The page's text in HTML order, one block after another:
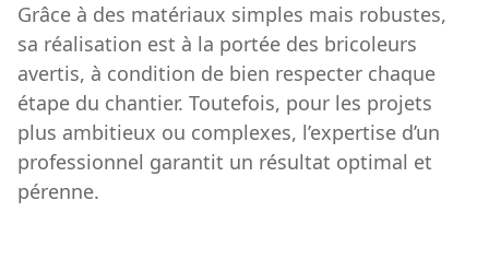
Grâce à des matériaux simples mais robustes,
sa réalisation est à la portée des bricoleurs
avertis, à condition de bien respecter chaque
étape du chantier. Toutefois, pour les projets
plus ambitieux ou complexes, l’expertise d’un
professionnel garantit un résultat optimal et
pérenne.